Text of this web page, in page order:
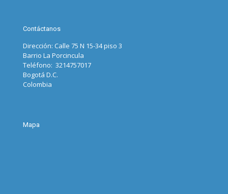
Contáctanos
Dirección: Calle 75 N 15-34 piso 3
Barrio La Porcincula
Teléfono: 3214757017
Bogotá D.C.
Colombia
Mapa